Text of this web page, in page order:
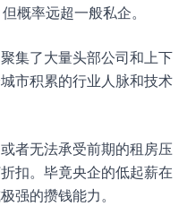
概率远超一般私企。
集了大量头部公司和上下
市积累的行业人脉和技术
者无法承受前期的租房压
扣。毕竟央企的低起薪在
强的攒钱能力。